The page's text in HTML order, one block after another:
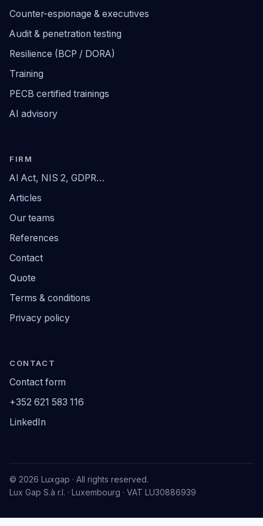
Counter-espionage & executives
Audit & penetration testing
Resilience (BCP / DORA)
Training
PECB certified trainings
AI advisory
FIRM
AI Act, NIS 2, GDPR…
Articles
Our teams
References
Contact
Quote
Terms & conditions
Privacy policy
CONTACT
Contact form
+352 621 583 116
LinkedIn
© 2026 Luxgap · All rights reserved.
Lux Gap S.à r.l. · Luxembourg · VAT LU30886939